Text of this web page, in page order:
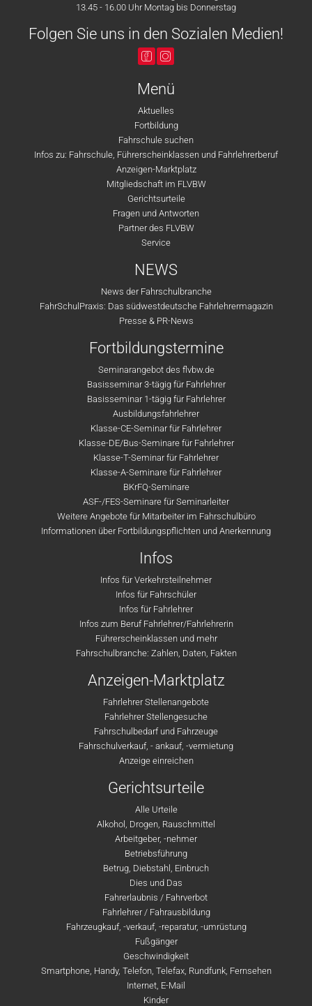
13.45 - 16.00 Uhr Montag bis Donnerstag
Folgen Sie uns in den Sozialen Medien!
Menü
Aktuelles
Fortbildung
Fahrschule suchen
Infos zu: Fahrschule, Führerscheinklassen und Fahrlehrerberuf
Anzeigen-Marktplatz
Mitgliedschaft im FLVBW
Gerichtsurteile
Fragen und Antworten
Partner des FLVBW
Service
NEWS
News der Fahrschulbranche
FahrSchulPraxis: Das südwestdeutsche Fahrlehrermagazin
Presse & PR-News
Fortbildungstermine
Seminarangebot des flvbw.de
Basisseminar 3-tägig für Fahrlehrer
Basisseminar 1-tägig für Fahrlehrer
Ausbildungsfahrlehrer
Klasse-CE-Seminar für Fahrlehrer
Klasse-DE/Bus-Seminare für Fahrlehrer
Klasse-T-Seminar für Fahrlehrer
Klasse-A-Seminare für Fahrlehrer
BKrFQ-Seminare
ASF-/FES-Seminare für Seminarleiter
Weitere Angebote für Mitarbeiter im Fahrschulbüro
Informationen über Fortbildungspflichten und Anerkennung
Infos
Infos für Verkehrsteilnehmer
Infos für Fahrschüler
Infos für Fahrlehrer
Infos zum Beruf Fahrlehrer/Fahrlehrerin
Führerscheinklassen und mehr
Fahrschulbranche: Zahlen, Daten, Fakten
Anzeigen-Marktplatz
Fahrlehrer Stellenangebote
Fahrlehrer Stellengesuche
Fahrschulbedarf und Fahrzeuge
Fahrschulverkauf, - ankauf, -vermietung
Anzeige einreichen
Gerichtsurteile
Alle Urteile
Alkohol, Drogen, Rauschmittel
Arbeitgeber, -nehmer
Betriebsführung
Betrug, Diebstahl, Einbruch
Dies und Das
Fahrerlaubnis / Fahrverbot
Fahrlehrer / Fahrausbildung
Fahrzeugkauf, -verkauf, -reparatur, -umrüstung
Fußgänger
Geschwindigkeit
Smartphone, Handy, Telefon, Telefax, Rundfunk, Fernsehen
Internet, E-Mail
Kinder